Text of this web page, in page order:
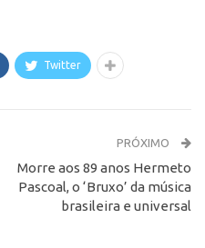
Twitter
PRÓXIMO
Morre aos 89 anos Hermeto
Pascoal, o ‘Bruxo’ da música
brasileira e universal